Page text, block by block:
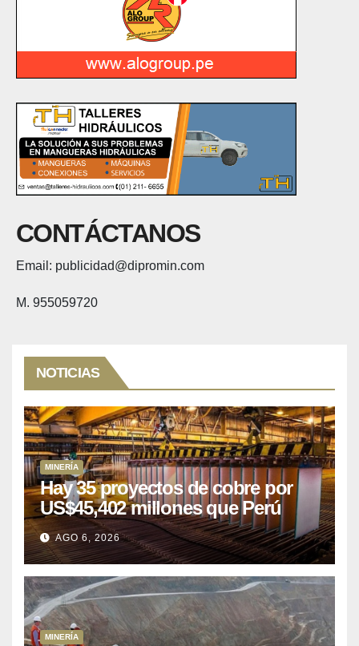
CONTÁCTANOS
Email: publicidad@dipromin.com
M. 955059720
NOTICIAS
MINERÍA
Hay 35 proyectos de cobre por
US$45,402 millones que Perú
puede aprovechar
AGO 6, 2026
MINERÍA